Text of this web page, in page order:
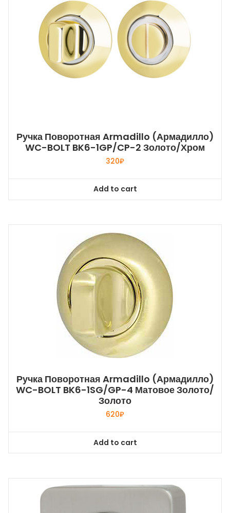
Ручка Поворотная Armadillo (Армадилло)
WC-BOLT BK6-1GP/CP-2 Золото/хром
320₽
Add to cart
Ручка Поворотная Armadillo (Армадилло)
WC-BOLT BK6-1SG/GP-4 Матовое Золото/
Золото
620₽
Add to cart